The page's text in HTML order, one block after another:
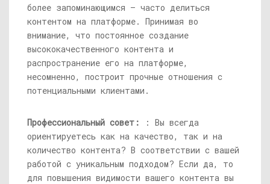
более запоминающимся — часто делиться
контентом на платформе. Принимая во
внимание, что постоянное создание
высококачественного контента и
распространение его на платформе,
несомненно, построит прочные отношения с
потенциальными клиентами.
Профессиональный совет:
: Вы всегда
ориентируетесь как на качество, так и на
количество контента? В соответствии с вашей
работой с уникальным подходом? Если да, то
для повышения видимости вашего контента вы